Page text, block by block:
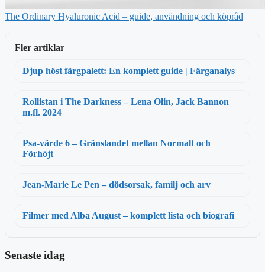
The Ordinary Hyaluronic Acid – guide, användning och köpråd
Fler artiklar
Djup höst färgpalett: En komplett guide | Färganalys
Rollistan i The Darkness – Lena Olin, Jack Bannon
m.fl. 2024
Psa-värde 6 – Gränslandet mellan Normalt och
Förhöjt
Jean‑Marie Le Pen – dödsorsak, familj och arv
Filmer med Alba August – komplett lista och biografi
Senaste idag